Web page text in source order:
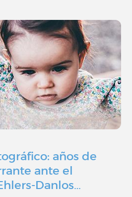
años de
ante el
Danlos…